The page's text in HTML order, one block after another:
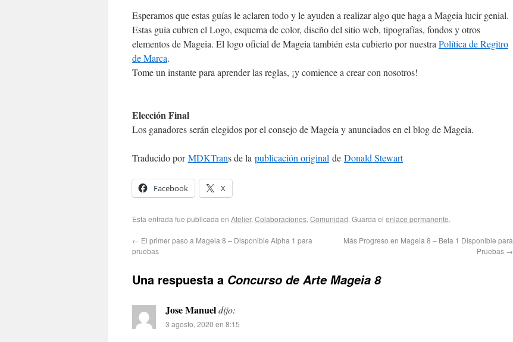
Esperamos que estas guías le aclaren todo y le ayuden a realizar algo que haga a Mageia lucir genial.
Estas guía cubren el Logo, esquema de color, diseño del sitio web, tipografías, fondos y otros
elementos de Mageia. El logo oficial de Mageia también esta cubierto por nuestraPolítica de Regitro
de Marca.
Tome un instante para aprender las reglas, ¡y comience a crear con nosotros!
Elección Final
Los ganadores serán elegidos por el consejo de Mageia y anunciados en el blog de Mageia.
Traducido porMDKTrans de la publicación original de Donald Stewart
Facebook X
Esta entrada fue publicada en Atelier, Colaboraciones, Comunidad. Guarda el enlace permanente.
← El primer paso a Mageia 8 – Disponible Alpha 1 para
pruebas
Más Progreso en Mageia 8 – Beta 1 Disponible para
Pruebas →
Una respuesta a Concurso de Arte Mageia 8
Jose Manueldijo:
3 agosto, 2020 en 8:15